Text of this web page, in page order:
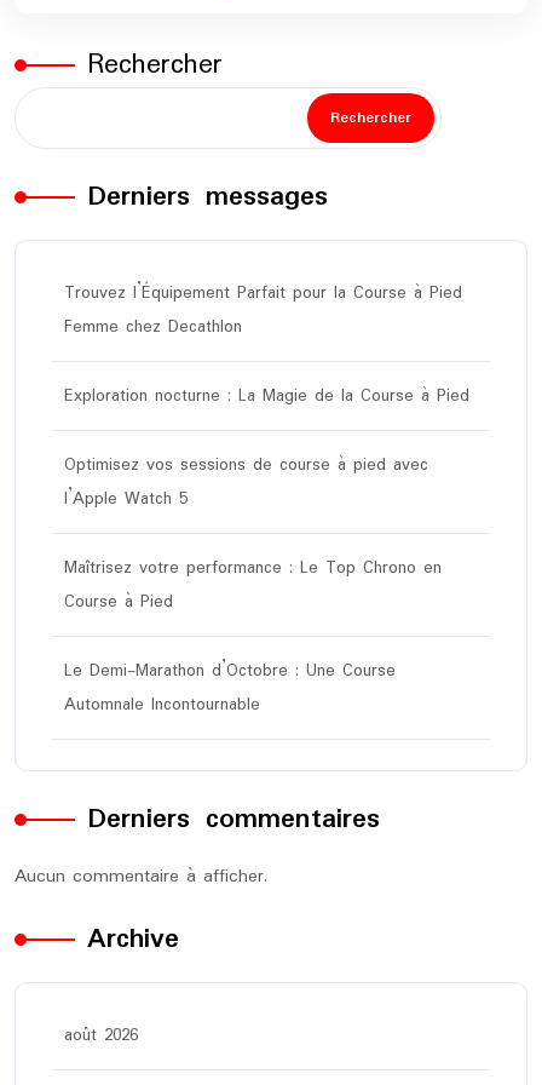
Rechercher
Rechercher
Derniers messages
Trouvez l’Équipement Parfait pour la Course à Pied
Femme chez Decathlon
Exploration nocturne : La Magie de la Course à Pied
Optimisez vos sessions de course à pied avec
l’Apple Watch 5
Maîtrisez votre performance : Le Top Chrono en
Course à Pied
Le Demi-Marathon d’Octobre : Une Course
Automnale Incontournable
Derniers commentaires
Aucun commentaire à afficher.
Archive
août 2026